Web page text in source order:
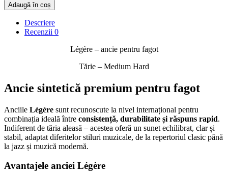
Adaugă în coș
Descriere
Recenzii 0
Légère – ancie pentru fagot
Tărie – Medium Hard
Ancie sintetică premium pentru fagot
Anciile Légère sunt recunoscute la nivel internațional pentru
combinația ideală între consistență, durabilitate și răspuns rapid.
Indiferent de tăria aleasă – acestea oferă un sunet echilibrat, clar și
stabil, adaptat diferitelor stiluri muzicale, de la repertoriul clasic până
la jazz și muzică modernă.
Avantajele anciei Légère